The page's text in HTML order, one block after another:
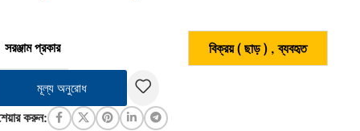
সরঞ্জাম প্রকার বিক্রয় ( ছাড় ) ,ব্যবহৃত
মূল্য অনুরোধ
করুন: